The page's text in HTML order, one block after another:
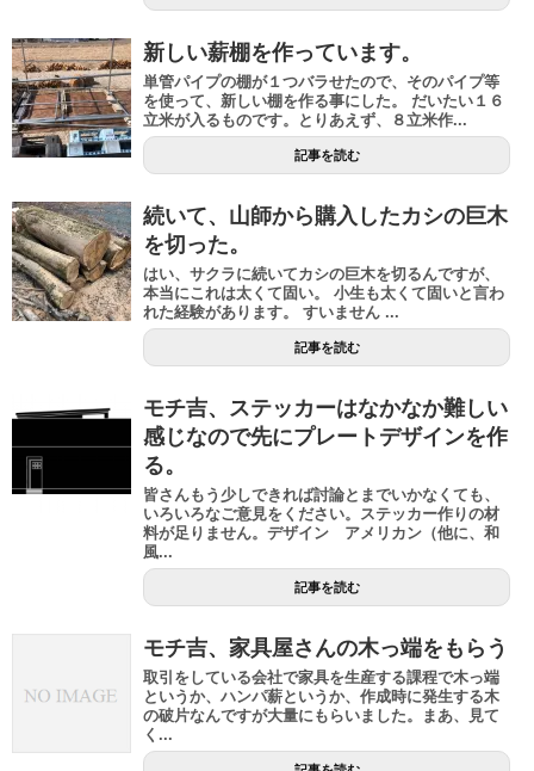
新しい薪棚を作っています。
単管パイプの棚が１つバラせたので、そのパイプ等
を使って、新しい棚を作る事にした。 だいたい１６
立米が入るものです。とりあえず、８立米作...
記事を読む
続いて、山師から購入したカシの巨木
を切った。
はい、サクラに続いてカシの巨木を切るんですが、
本当にこれは太くて固い。 小生も太くて固いと言わ
れた経験があります。 すいません ...
記事を読む
モチ吉、ステッカーはなかなか難しい
感じなので先にプレートデザインを作
る。
皆さんもう少しできれば討論とまでいかなくても、
いろいろなご意見をください。ステッカー作りの材
料が足りません。デザイン アメリカン（他に、和
風...
記事を読む
モチ吉、家具屋さんの木っ端をもらう
取引をしている会社で家具を生産する課程で木っ端
というか、ハンパ薪というか、作成時に発生する木
の破片なんですが大量にもらいました。まあ、見て
く...